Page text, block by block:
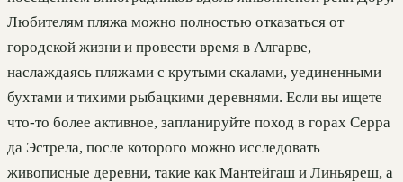
Любителям пляжа можно полностью отказаться от
городской жизни и провести время в Алгарве,
наслаждаясь пляжами с крутыми скалами, уединенными
бухтами и тихими рыбацкими деревнями. Если вы ищете
что-то более активное, запланируйте поход в горах Серра
да Эстрела, после которого можно исследовать
живописные деревни, такие как Мантейгаш и Линьяреш, а